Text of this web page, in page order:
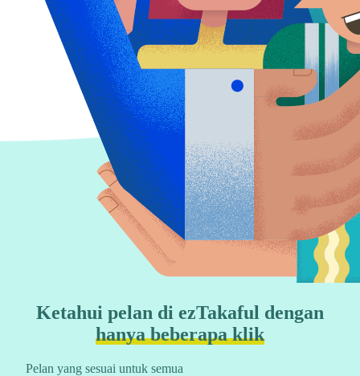
Ketahui pelan di ezTakaful dengan
hanya beberapa klik
Pelan yang sesuai untuk semua